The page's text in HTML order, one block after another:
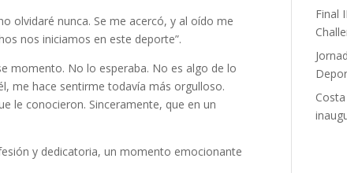
olvidaré nunca. Se me acercó, y al oído me
nos iniciamos en este deporte”.
momento. No lo esperaba. No es algo de lo
me hace sentirme todavía más orgulloso.
le conocieron. Sinceramente, que en un
y dedicatoria, un momento emocionante
Final